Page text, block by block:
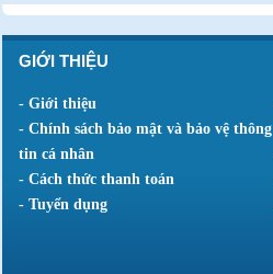
GIỚI THIỆU
- Giới thiệu
- Chính sách bảo mật và bảo vệ thông
tin cá nhân
- Cách thức thanh toán
- Tuyển dụng